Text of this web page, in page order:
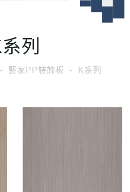
e
n
列
藝家PP裝飾板 K系列